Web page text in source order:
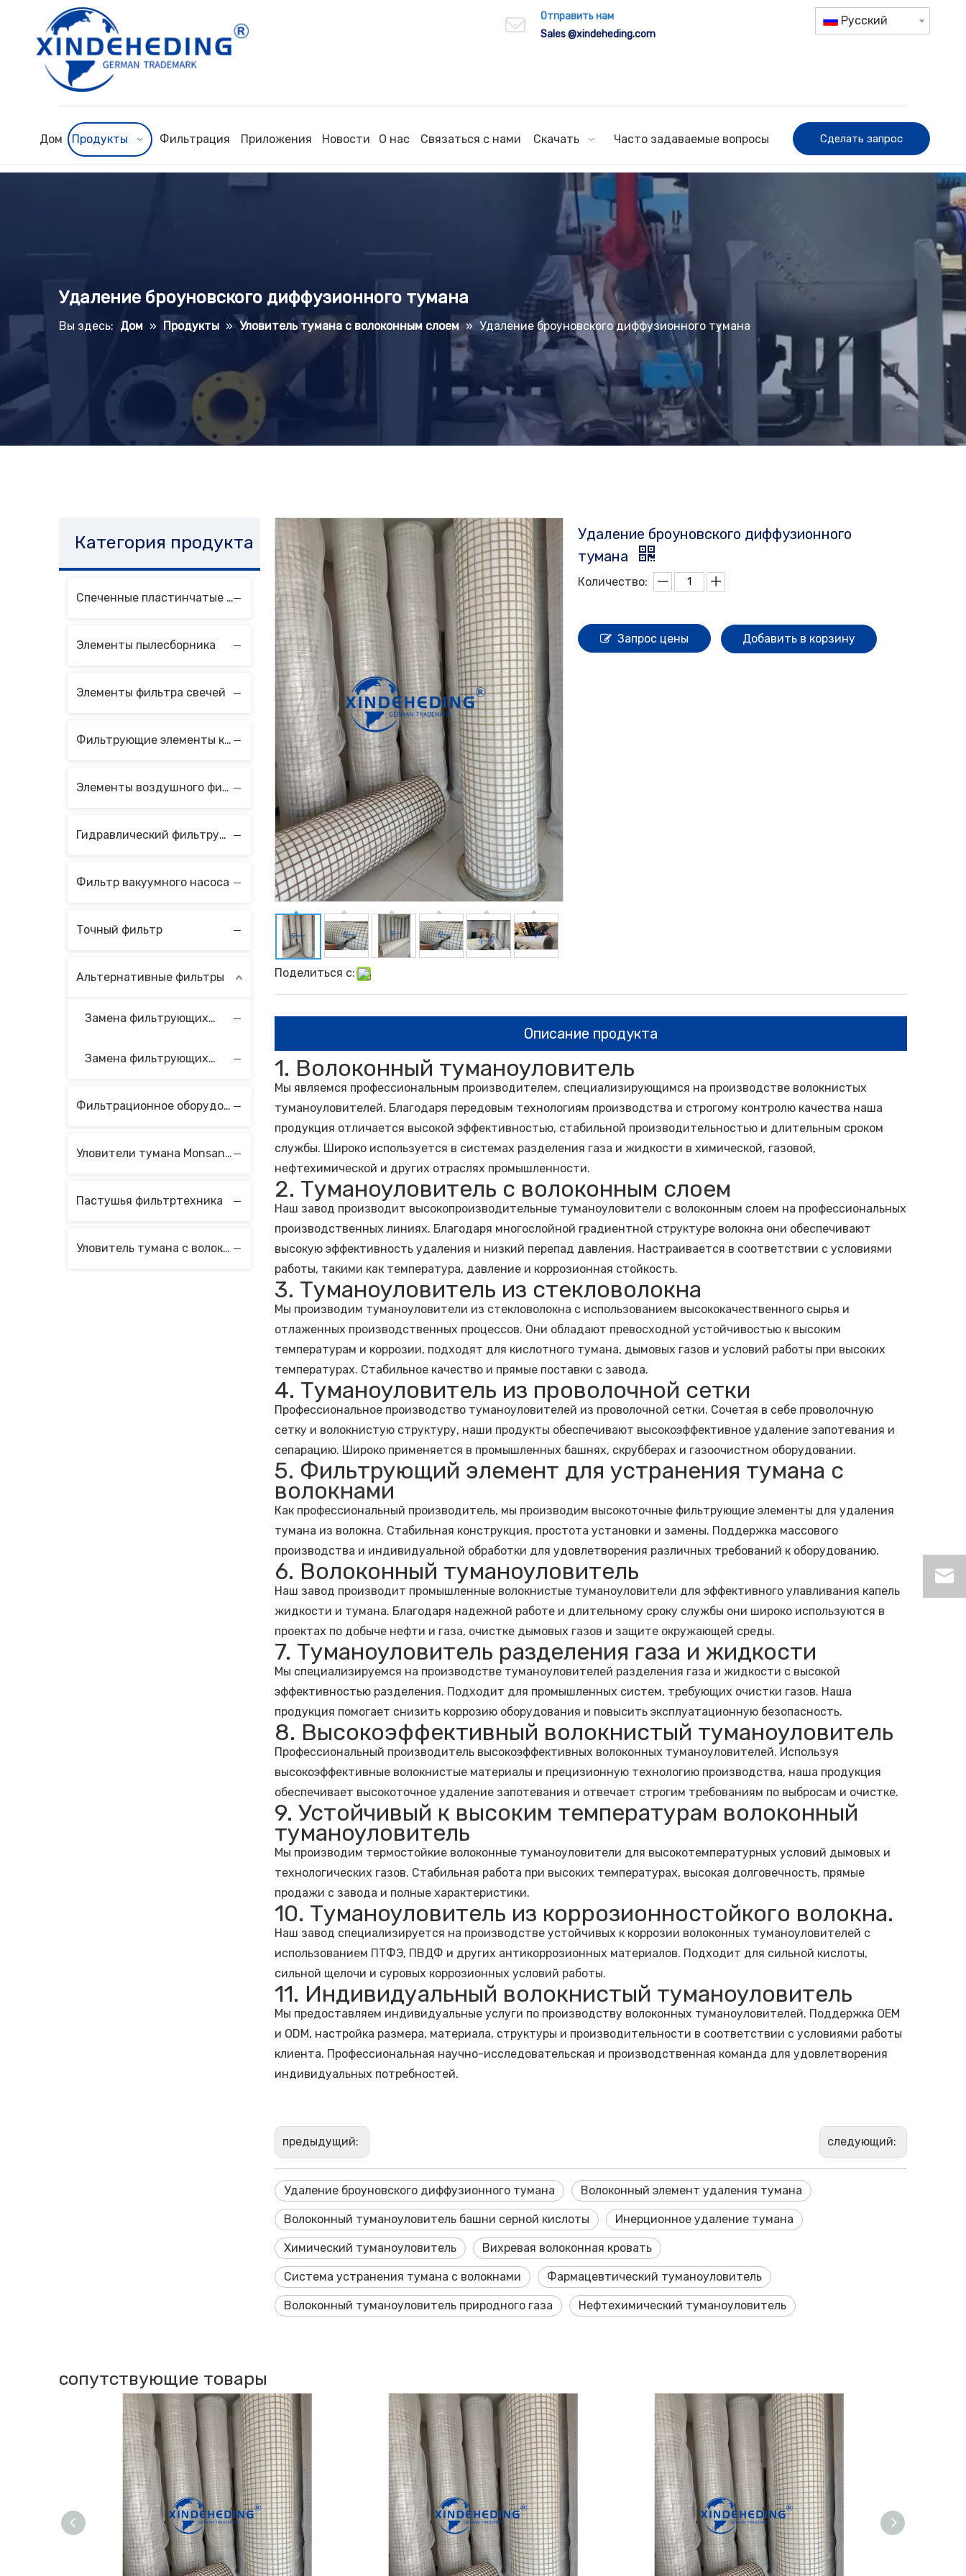
Отправить нам
Sales@xindeheding.com
Pусский
Дом Продукты Фильтрация Приложения Новости О нас Связаться с нами Скачать Часто задаваемые вопросы Сделать запрос
Удаление броуновского диффузионного тумана
Вы здесь: Дом » Продукты » Уловитель тумана с волоконным слоем » Удаление броуновского диффузионного тумана
Категория продукта
Спеченные пластинчатые фильтрующие элементы
Элементы пылесборника
Элементы фильтра свечей
Фильтрующие элементы коагулятора и сепаратора
Элементы воздушного фильтра
Гидравлический фильтрующий элемент
Фильтр вакуумного насоса
Точный фильтр
Альтернативные фильтры
Замена фильтрующих элементов Velcon
Замена фильтрующих элементов Vokes
Фильтрационное оборудование
Уловители тумана Monsanto с волокнистым слоем
Пастушья фильтртехника
Уловитель тумана с волоконным слоем
Поделиться с:
Удаление броуновского диффузионного
тумана
Количество:
Запрос цены Добавить в корзину
Описание продукта
1. Волоконный туманоуловитель
Мы являемся профессиональным производителем, специализирующимся на производстве волокнистых
туманоуловителей. Благодаря передовым технологиям производства и строгому контролю качества наша
продукция отличается высокой эффективностью, стабильной производительностью и длительным сроком
службы. Широко используется в системах разделения газа и жидкости в химической, газовой,
нефтехимической и других отраслях промышленности.
2. Туманоуловитель с волоконным слоем
Наш завод производит высокопроизводительные туманоуловители с волоконным слоем на профессиональных
производственных линиях. Благодаря многослойной градиентной структуре волокна они обеспечивают
высокую эффективность удаления и низкий перепад давления. Настраивается в соответствии с условиями
работы, такими как температура, давление и коррозионная стойкость.
3. Туманоуловитель из стекловолокна
Мы производим туманоуловители из стекловолокна с использованием высококачественного сырья и
отлаженных производственных процессов. Они обладают превосходной устойчивостью к высоким
температурам и коррозии, подходят для кислотного тумана, дымовых газов и условий работы при высоких
температурах. Стабильное качество и прямые поставки с завода.
4. Туманоуловитель из проволочной сетки
Профессиональное производство туманоуловителей из проволочной сетки. Сочетая в себе проволочную
сетку и волокнистую структуру, наши продукты обеспечивают высокоэффективное удаление запотевания и
сепарацию. Широко применяется в промышленных башнях, скрубберах и газоочистном оборудовании.
5. Фильтрующий элемент для устранения тумана с
волокнами
Как профессиональный производитель, мы производим высокоточные фильтрующие элементы для удаления
тумана из волокна. Стабильная конструкция, простота установки и замены. Поддержка массового
производства и индивидуальной обработки для удовлетворения различных требований к оборудованию.
6. Волоконный туманоуловитель
Наш завод производит промышленные волокнистые туманоуловители для эффективного улавливания капель
жидкости и тумана. Благодаря надежной работе и длительному сроку службы они широко используются в
проектах по добыче нефти и газа, очистке дымовых газов и защите окружающей среды.
7. Туманоуловитель разделения газа и жидкости
Мы специализируемся на производстве туманоуловителей разделения газа и жидкости с высокой
эффективностью разделения. Подходит для промышленных систем, требующих очистки газов. Наша
продукция помогает снизить коррозию оборудования и повысить эксплуатационную безопасность.
8. Высокоэффективный волокнистый туманоуловитель
Профессиональный производитель высокоэффективных волоконных туманоуловителей. Используя
высокоэффективные волокнистые материалы и прецизионную технологию производства, наша продукция
обеспечивает высокоточное удаление запотевания и отвечает строгим требованиям по выбросам и очистке.
9. Устойчивый к высоким температурам волоконный
туманоуловитель
Мы производим термостойкие волоконные туманоуловители для высокотемпературных условий дымовых и
технологических газов. Стабильная работа при высоких температурах, высокая долговечность, прямые
продажи с завода и полные характеристики.
10. Туманоуловитель из коррозионностойкого волокна.
Наш завод специализируется на производстве устойчивых к коррозии волоконных туманоуловителей с
использованием ПТФЭ, ПВДФ и других антикоррозионных материалов. Подходит для сильной кислоты,
сильной щелочи и суровых коррозионных условий работы.
11. Индивидуальный волокнистый туманоуловитель
Мы предоставляем индивидуальные услуги по производству волоконных туманоуловителей. Поддержка OEM
и ODM, настройка размера, материала, структуры и производительности в соответствии с условиями работы
клиента. Профессиональная научно-исследовательская и производственная команда для удовлетворения
индивидуальных потребностей.
предыдущий: следующий:
Удаление броуновского диффузионного тумана Волоконный элемент удаления тумана
Волоконный туманоуловитель башни серной кислоты Инерционное удаление тумана
Химический туманоуловитель Вихревая волоконная кровать
Система устранения тумана с волокнами Фармацевтический туманоуловитель
Волоконный туманоуловитель природного газа Нефтехимический туманоуловитель
сопутствующие товары